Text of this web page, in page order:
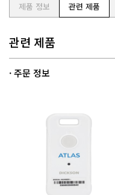
제품 정보 관련 제품
관련 제품
· 주문 정보